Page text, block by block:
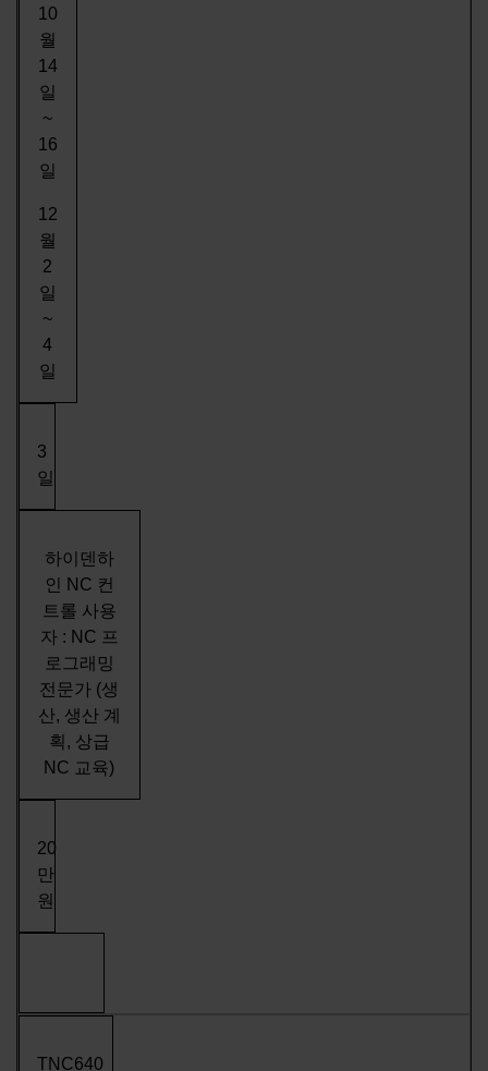
10
월
14
일
~
16
일
12
월
2
일
~
4
일
3
일
하이덴하
인 NC 컨
트롤 사용
자 : NC 프
로그래밍
전문가 (생
산, 생산 계
획, 상급
NC 교육)
20
만
원
TNC640